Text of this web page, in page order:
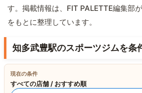
す。掲載情報は、FIT PALETTE編集部
をもとに整理しています。
知多武豊駅のスポーツジムを条
現在の条件
すべての店舗 / おすすめ順